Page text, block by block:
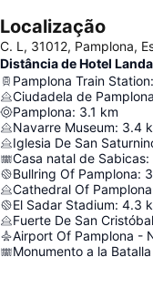
Localização
C. L, 31012, Pamplona,
Distância de Hotel
Pamplona Train Station:
Ciudadela de Pamplona
Pamplona: 3.1 km
Navarre Museum: 3.4
Iglesia De San
Casa natal de Sabicas:
Bullring Of Pamplona:
Cathedral Of Pamplona
El Sadar Stadium: 4.3
Fuerte De San Cristóbal
Airport Of Pamplona -
Monumento a la